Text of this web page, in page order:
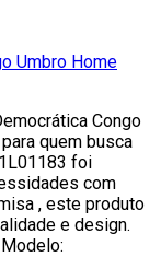
Umbro Home
Congo
quem busca
foi
com
, este produto
e design.